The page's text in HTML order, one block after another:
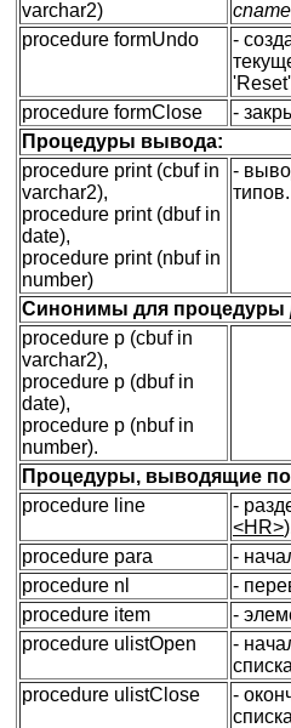
varchar2)
cname
procedure formUndo
-
procedure formClose
-
Процедуры вывода:
procedure print (cbuf in
varchar2),
procedure print (dbuf in
date),
procedure print (nbuf in
number)
-
типов.
Синонимы для процедуры
procedure p (cbuf in
varchar2),
procedure p (dbuf in
date),
procedure p (nbuf in
number).
Процедуры, выводящие
procedure line
-
<HR>
procedure para
-
procedure nl
-
procedure item
-
procedure ulistOpen
-
procedure ulistClose
-